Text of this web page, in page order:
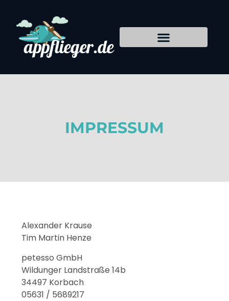
IMPRESSUM
Alexander Krause
Tim Martin Henze
petesso GmbH
Wildunger Landstraße 14b
34497 Korbach
05631 / 5689217